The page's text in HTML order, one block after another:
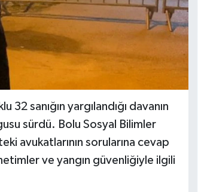
32 sanığın yargılandığı davanın
sürdü. Bolu Sosyal Bilimler
avukatlarının sorularına cevap
ve yangın güvenliğiyle ilgili